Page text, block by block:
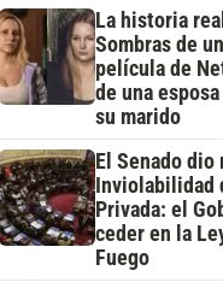
La historia
Sombras de
película de
de una
su marido
El Senado dio
Inviolabilidad
Privada: el
ceder en la
Fuego